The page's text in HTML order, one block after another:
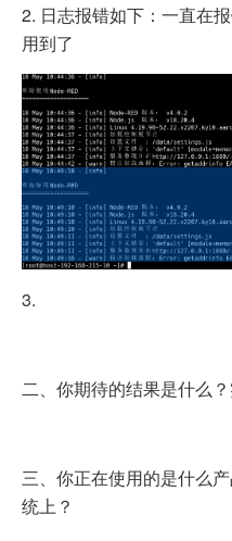
2. 日志报错如下：一直在
用到了
3.
二、你期待的结果是什么
三、你正在使用的是什么
统上？